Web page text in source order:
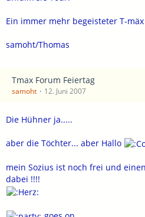
Ein immer mehr begeisteter T-
samoht/Thomas
Tmax Forum Feiertag
samoht 12. Juni 2007
Die Hühner ja.....
aber die Töchter... aber Hallo
mein Sozius ist noch frei und
dabei !!!!